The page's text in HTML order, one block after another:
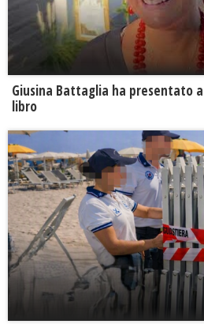
Giusina Battaglia ha presentato
libro